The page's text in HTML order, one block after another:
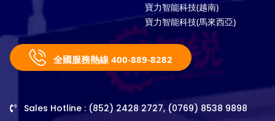
寶力智能科技(越南)
寶力智能科技(馬來西亞)
全國服務熱線 400-889-8282
Sales Hotline : (852) 2428 2727, (0769) 8538 9898